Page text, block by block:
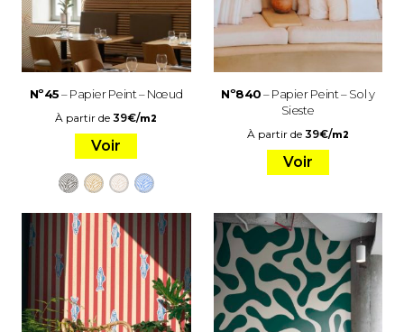
Nº45– Papier Peint – Nœud
À partir de39€/m2
Voir
Nº840– Papier Peint – Sol y
Sieste
À partir de 39€/m2
Voir